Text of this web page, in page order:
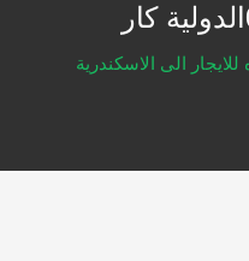
للايجار الى الاسكندرية